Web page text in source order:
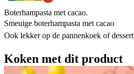
Boterhampasta met cacao.
Smeuige boterhampasta met cacao
Ook lekker op de pannenkoek of dessert
Koken met dit product